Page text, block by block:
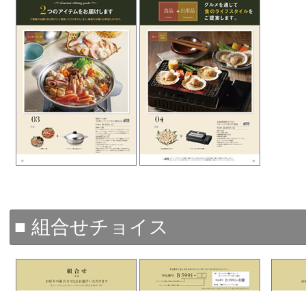
■ 組合せチョイス